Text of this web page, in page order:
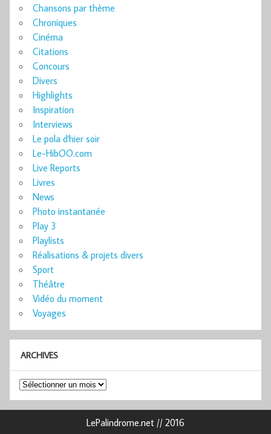
Chansons par thème
Chroniques
Cinéma
Citations
Concours
Divers
Highlights
Inspiration
Interviews
Le pola d'hier soir
Le-HibOO.com
Live Reports
Livres
News
Photo instantanée
Play 3
Playlists
Réalisations & projets divers
Sport
Théâtre
Vidéo du moment
Voyages
ARCHIVES
Archives
LePalindrome.net // 2016